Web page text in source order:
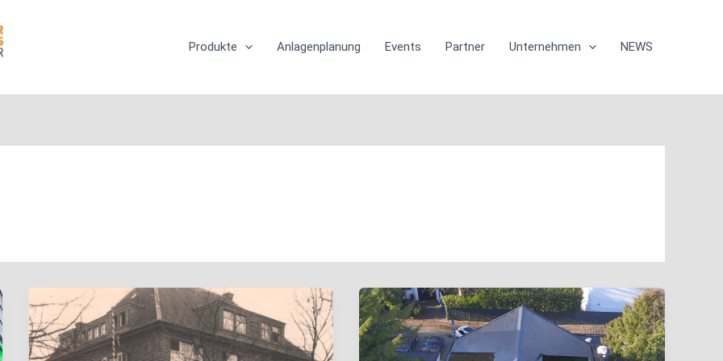
Produkte Anlagenplanung Events Partner Unternehmen NEWS